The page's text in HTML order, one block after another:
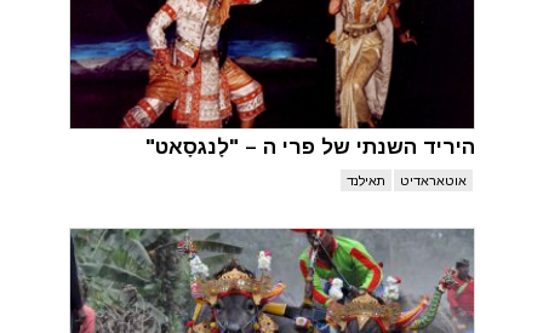
היריד השנתי של פרי ה – "לָנגסָאט"
אוטאראדיט תאילנד